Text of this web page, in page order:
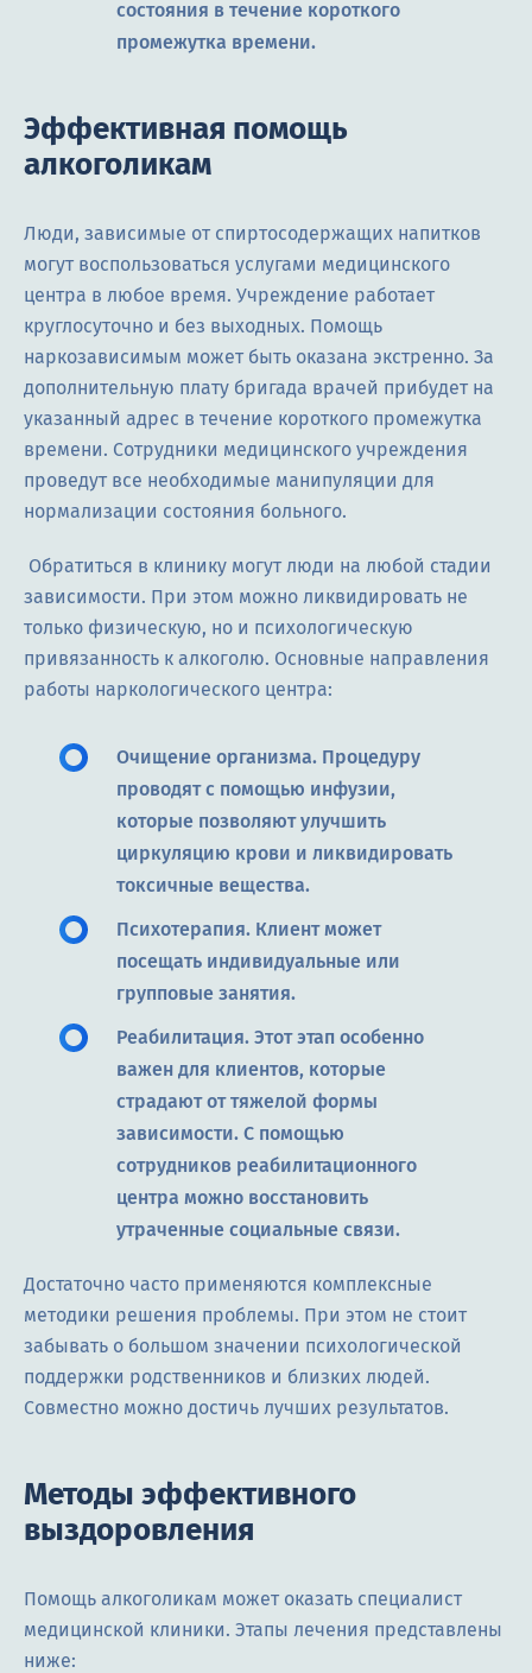
состояния в течение короткого
промежутка времени.
Эффективная помощь
алкоголикам
Люди, зависимые от спиртосодержащих напитков
могут воспользоваться услугами медицинского
центра в любое время. Учреждение работает
круглосуточно и без выходных. Помощь
наркозависимым может быть оказана экстренно. За
дополнительную плату бригада врачей прибудет на
указанный адрес в течение короткого промежутка
времени. Сотрудники медицинского учреждения
проведут все необходимые манипуляции для
нормализации состояния больного.
Обратиться в клинику могут люди на любой стадии
зависимости. При этом можно ликвидировать не
только физическую, но и психологическую
привязанность к алкоголю. Основные направления
работы наркологического центра:
Очищение организма. Процедуру
проводят с помощью инфузии,
которые позволяют улучшить
циркуляцию крови и ликвидировать
токсичные вещества.
Психотерапия. Клиент может
посещать индивидуальные или
групповые занятия.
Реабилитация. Этот этап особенно
важен для клиентов, которые
страдают от тяжелой формы
зависимости. С помощью
сотрудников реабилитационного
центра можно восстановить
утраченные социальные связи.
Достаточно часто применяются комплексные
методики решения проблемы. При этом не стоит
забывать о большом значении психологической
поддержки родственников и близких людей.
Совместно можно достичь лучших результатов.
Методы эффективного
выздоровления
Помощь алкоголикам может оказать специалист
медицинской клиники. Этапы лечения представлены
ниже: